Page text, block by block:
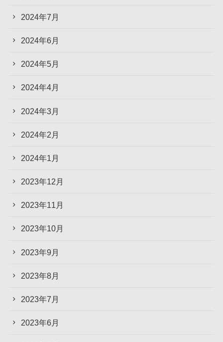
2024年7月
2024年6月
2024年5月
2024年4月
2024年3月
2024年2月
2024年1月
2023年12月
2023年11月
2023年10月
2023年9月
2023年8月
2023年7月
2023年6月